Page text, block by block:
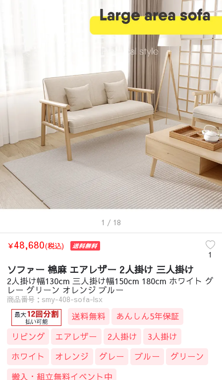
1 / 18
￥48,680(税込)
1
ソファー 棉麻 エアレザー 2人掛け 三人掛け
2人掛け幅130cm 三人掛け幅150cm 180cm ホワイト グ
レー グリーン オレンジ ブルー
商品番号：smy-408-sofa-lsx
送料無料
あんしん5年保証
リビング
エアレザー 2人掛け
3人掛け
ホワイト
オレンジ グレー ブルー
グリーン
搬入・組立無料イベント中